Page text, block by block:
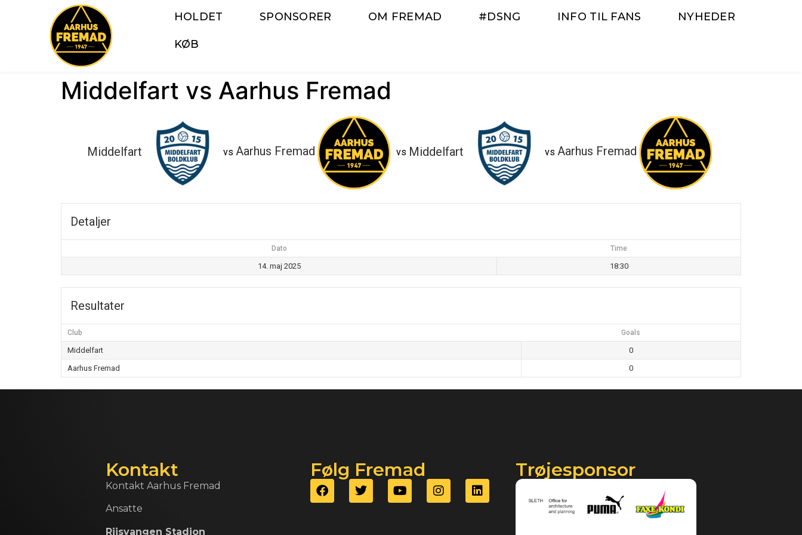
HOLDET SPONSORER OM FREMAD #DSNG INFO TIL FANS NYHEDER
KØB
Middelfart vs Aarhus Fremad
Middelfart vs Aarhus Fremad vs Middelfart vs Aarhus Fremad
Detaljer
Dato Time
14. maj 2025 18:30
Resultater
Club Goals
Middelfart
0
Aarhus Fremad
0
Kontakt
Kontakt Aarhus Fremad
Ansatte
Riisvangen Stadion
Følg Fremad Trøjesponsor